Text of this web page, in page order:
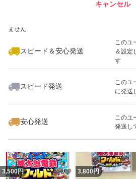
ません
スピード＆安心発送
このユ
＆設定
す
スピード発送
このユ
に発送
安心発送
このユ
発送し
キャンセル
3,500円 いいね！
3,800円